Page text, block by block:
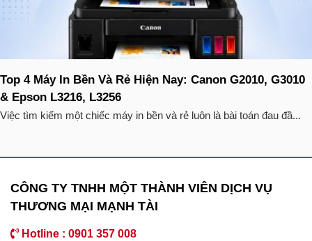
Top 4 Máy In Bền Và Rẻ Hiện Nay: Canon G2010, G3010
& Epson L3216, L3256
Việc tìm kiếm một chiếc máy in bền và rẻ luôn là bài toán đau đầ...
CÔNG TY TNHH MỘT THÀNH VIÊN DỊCH VỤ
THƯƠNG MẠI MẠNH TÀI
Hotline : 0901 357 008